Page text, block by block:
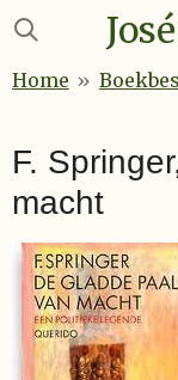
Ga
naar
Home »
F.
macht